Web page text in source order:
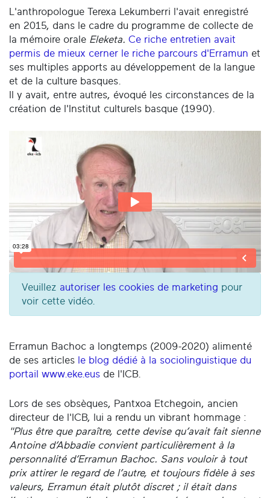
L'anthropologue Terexa Lekumberri l'avait enregistré
en 2015, dans le cadre du programme de collecte de
la mémoire orale Eleketa. Ce riche entretien avait
permis de mieux cerner le riche parcours d'Erramun et
ses multiples apports au développement de la langue
et de la culture basques.
Il y avait, entre autres, évoqué les circonstances de la
création de l'Institut culturels basque (1990).
Veuillez autoriser les cookies de marketing pour
voir cette vidéo.
Erramun Bachoc a longtemps (2009-2020) alimenté
de ses articles le blog dédié à la sociolinguistique du
portail www.eke.eus de l'ICB.
Lors de ses obsèques, Pantxoa Etchegoin, ancien
directeur de l'ICB, lui a rendu un vibrant hommage :
"Plus être que paraître, cette devise qu’avait fait sienne
Antoine d’Abbadie convient particulièrement à la
personnalité d’Erramun Bachoc. Sans vouloir à tout
prix attirer le regard de l’autre, et toujours fidèle à ses
valeurs, Erramun était plutôt discret ; il était dans